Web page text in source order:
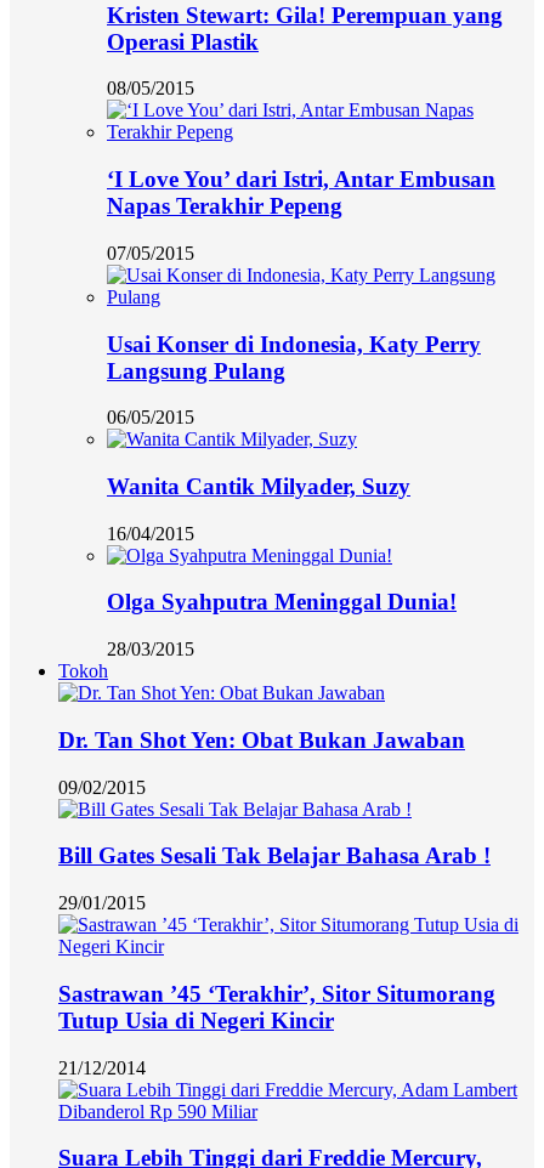
Kristen Stewart: Gila! Perempuan yang
Operasi Plastik
08/05/2015
‘I Love You’ dari Istri, Antar Embusan
Napas Terakhir Pepeng
07/05/2015
Usai Konser di Indonesia, Katy Perry
Langsung Pulang
06/05/2015
Wanita Cantik Milyader, Suzy
16/04/2015
Olga Syahputra Meninggal Dunia!
28/03/2015
Tokoh
Dr. Tan Shot Yen: Obat Bukan Jawaban
09/02/2015
Bill Gates Sesali Tak Belajar Bahasa Arab !
29/01/2015
Sastrawan ’45 ‘Terakhir’, Sitor Situmorang
Tutup Usia di Negeri Kincir
21/12/2014
Suara Lebih Tinggi dari Freddie Mercury,